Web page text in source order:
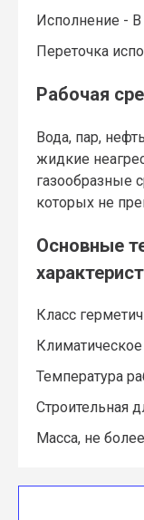
Исполнение - В
Переточка
Рабочая
Вода, пар,
жидкие
газообразные
которых не
Основные
Класс
Температура
Строительная
Масса, не